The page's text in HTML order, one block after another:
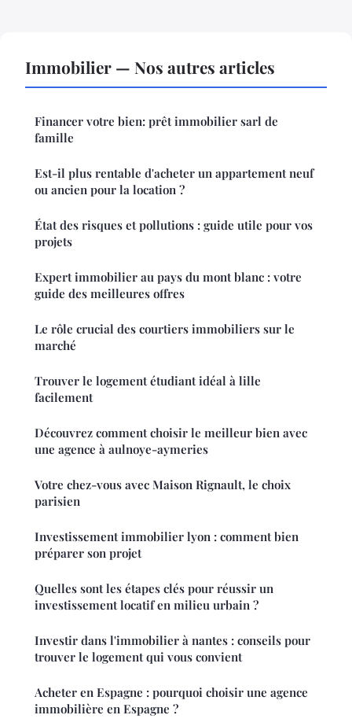
Immobilier — Nos autres articles
Financer votre bien: prêt immobilier sarl de
famille
Est-il plus rentable d'acheter un appartement neuf
ou ancien pour la location ?
État des risques et pollutions : guide utile pour vos
projets
Expert immobilier au pays du mont blanc : votre
guide des meilleures offres
Le rôle crucial des courtiers immobiliers sur le
marché
Trouver le logement étudiant idéal à lille
facilement
Découvrez comment choisir le meilleur bien avec
une agence à aulnoye-aymeries
Votre chez-vous avec Maison Rignault, le choix
parisien
Investissement immobilier lyon : comment bien
préparer son projet
Quelles sont les étapes clés pour réussir un
investissement locatif en milieu urbain ?
Investir dans l'immobilier à nantes : conseils pour
trouver le logement qui vous convient
Acheter en Espagne : pourquoi choisir une agence
immobilière en Espagne ?